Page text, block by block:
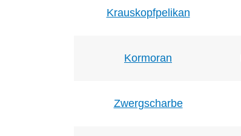
Krauskopfpelikan
Kormoran
Zwergscharbe